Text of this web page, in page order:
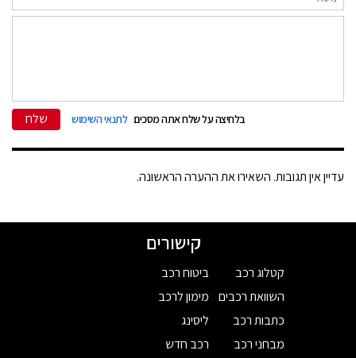
בלחיצה על שלח אתה מסכים לתנאי השימוש שלח
עדיין אין תגובות. השאירו את ההערה הראשונה.
קישורים
קטלוג רכב
השוואת רכבים
כתבות רכב
מבחני רכב
ביטוח רכב
מימון לרכב
ליסינג
רכב חדש